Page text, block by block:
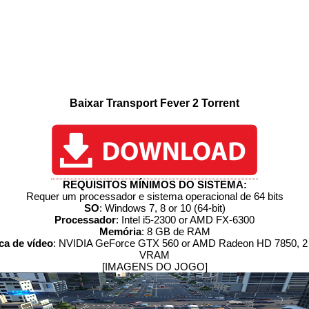
Baixar Transport Fever 2 Torrent
REQUISITOS MÍNIMOS DO SISTEMA:
Requer um processador e sistema operacional de 64 bits
SO: Windows 7, 8 or 10 (64-bit)
Processador: Intel i5-2300 or AMD FX-6300
Memória: 8 GB de RAM
de vídeo: NVIDIA GeForce GTX 560 or AMD Radeon HD 7850,
VRAM
[IMAGENS DO JOGO]